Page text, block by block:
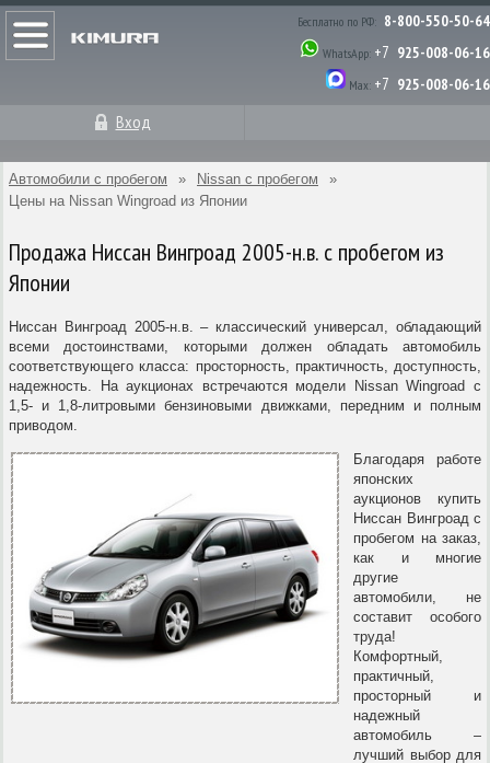
Бесплатно по РФ: 8-800-550-50-64
WhatsApp: +7 925-008-06-16
Max: +7 925-008-06-16
Вход
Автомобили с пробегом » Nissan с пробегом
»
Цены на Nissan Wingroad из Японии
Продажа Ниссан Вингроад 2005-н.в. с пробегом из
Японии
Ниссан Вингроад 2005-н.в. – классический универсал, обладающий
всеми достоинствами, которыми должен обладать автомобиль
соответствующего класса: просторность, практичность, доступность,
надежность. На аукционах встречаются модели Nissan Wingroad с
1,5- и 1,8-литровыми бензиновыми движками, передним и полным
приводом.
Благодаря работе
японских
аукционов купить
Ниссан Вингроад с
пробегом на заказ,
как и многие
другие
автомобили, не
составит особого
труда!
Комфортный,
практичный,
просторный и
надежный
автомобиль –
лучший выбор для